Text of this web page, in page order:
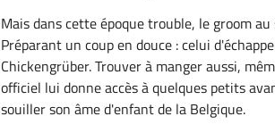
Mais dans cette époque trouble, le groom
Préparant un coup en douce : celui
Chickengrüber. Trouver à manger aussi,
officiel lui donne accès à quelques petits
souiller son âme d'enfant de la Belgique.